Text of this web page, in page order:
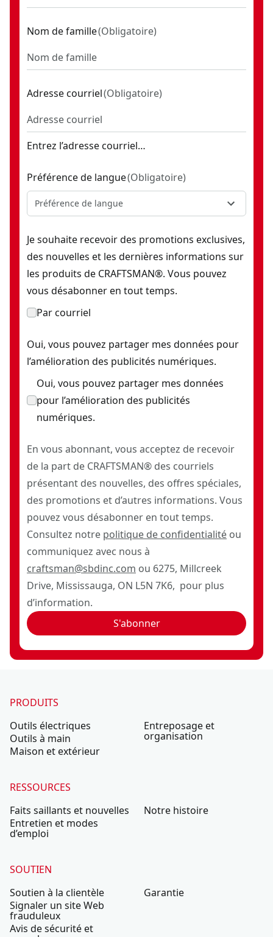
Nom de famille(Obligatoire)
Adresse courriel(Obligatoire)
Entrez l’adresse courriel…
Préférence de langue(Obligatoire)
Préférence de langue
Je souhaite recevoir des promotions exclusives,
des nouvelles et les dernières informations sur
les produits de CRAFTSMAN®. Vous pouvez
vous désabonner en tout temps.
Par courriel
Oui, vous pouvez partager mes données pour
l’amélioration des publicités numériques.
Oui, vous pouvez partager mes données
pour l’amélioration des publicités
numériques.
En vous abonnant, vous acceptez de recevoir
de la part de CRAFTSMAN® des courriels
présentant des nouvelles, des offres spéciales,
des promotions et d’autres informations. Vous
pouvez vous désabonner en tout temps.
Consultez notre politique de confidentialité ou
communiquez avec nous à
craftsman@sbdinc.com ou 6275, Millcreek
Drive, Mississauga, ON L5N 7K6, pour plus
d’information.
S'abonner
PRODUITS
Outils électriques
Outils à main
Maison et extérieur
Entreposage et
organisation
RESSOURCES
Faits saillants et nouvelles
Entretien et modes
d’emploi
Notre histoire
SOUTIEN
Soutien à la clientèle
Signaler un site Web
frauduleux
Avis de sécurité et
Garantie